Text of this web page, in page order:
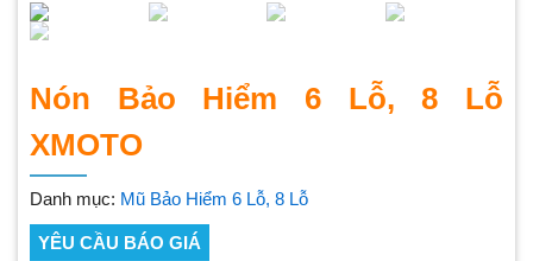
Nón Bảo Hiểm 6 Lỗ, 8 Lỗ
XMOTO
Danh mục: Mũ Bảo Hiểm 6 Lỗ, 8 Lỗ
YÊU CẦU BÁO GIÁ